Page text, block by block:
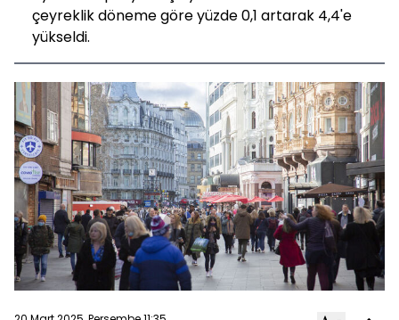
çeyreklik döneme göre yüzde 0,1 artarak 4,4'e
yükseldi.